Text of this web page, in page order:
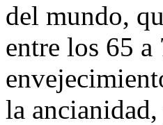
del mundo,
entre los 65 a
la